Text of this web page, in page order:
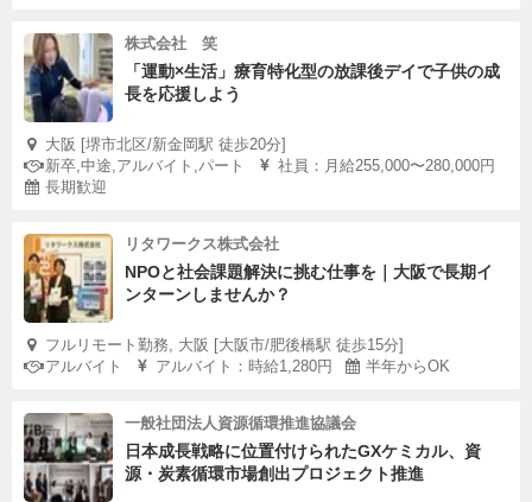
株式会社 笑
「運動×生活」療育特化型の放課後デイで子供の成
長を応援しよう
大阪 [堺市北区/新金岡駅 徒歩20分]
新卒,中途,アルバイト,パート
社員：月給255,000〜280,000円
長期歓迎
リタワークス株式会社
NPOと社会課題解決に挑む仕事を｜大阪で長期イ
ンターンしませんか？
フルリモート勤務, 大阪 [大阪市/肥後橋駅 徒歩15分]
アルバイト
アルバイト：時給1,280円 半年からOK
一般社団法人資源循環推進協議会
日本成長戦略に位置付けられたGXケミカル、資
源・炭素循環市場創出プロジェクト推進